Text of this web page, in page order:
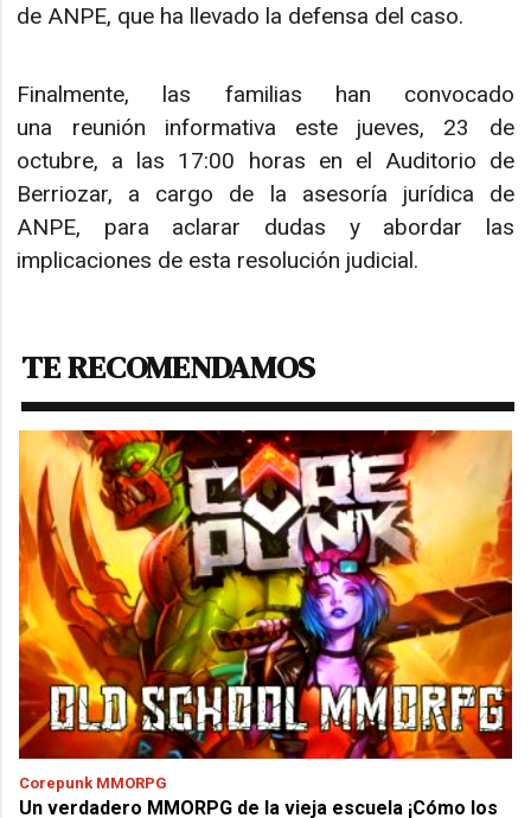
de ANPE, que ha llevado la defensa del caso.
Finalmente, las familias han convocado
una reunión informativa este jueves, 23 de
octubre, a las 17:00 horas en el Auditorio de
Berriozar, a cargo de la asesoría jurídica de
ANPE, para aclarar dudas y abordar las
implicaciones de esta resolución judicial.
TE RECOMENDAMOS
Corepunk MMORPG
Un verdadero MMORPG de la vieja escuela ¡Cómo los